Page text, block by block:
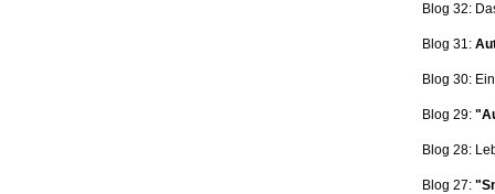
Blog 32:
Blog 31:
Blog 30: Ein
Blog 29:
Blog 28:
Blog 27: